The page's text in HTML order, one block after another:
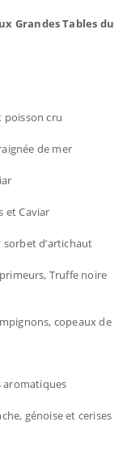
Grandes Tables du
poisson cru
de mer
et Caviar
d’artichaut
Truffe noire
copeaux de
aromatiques
génoise et cerises